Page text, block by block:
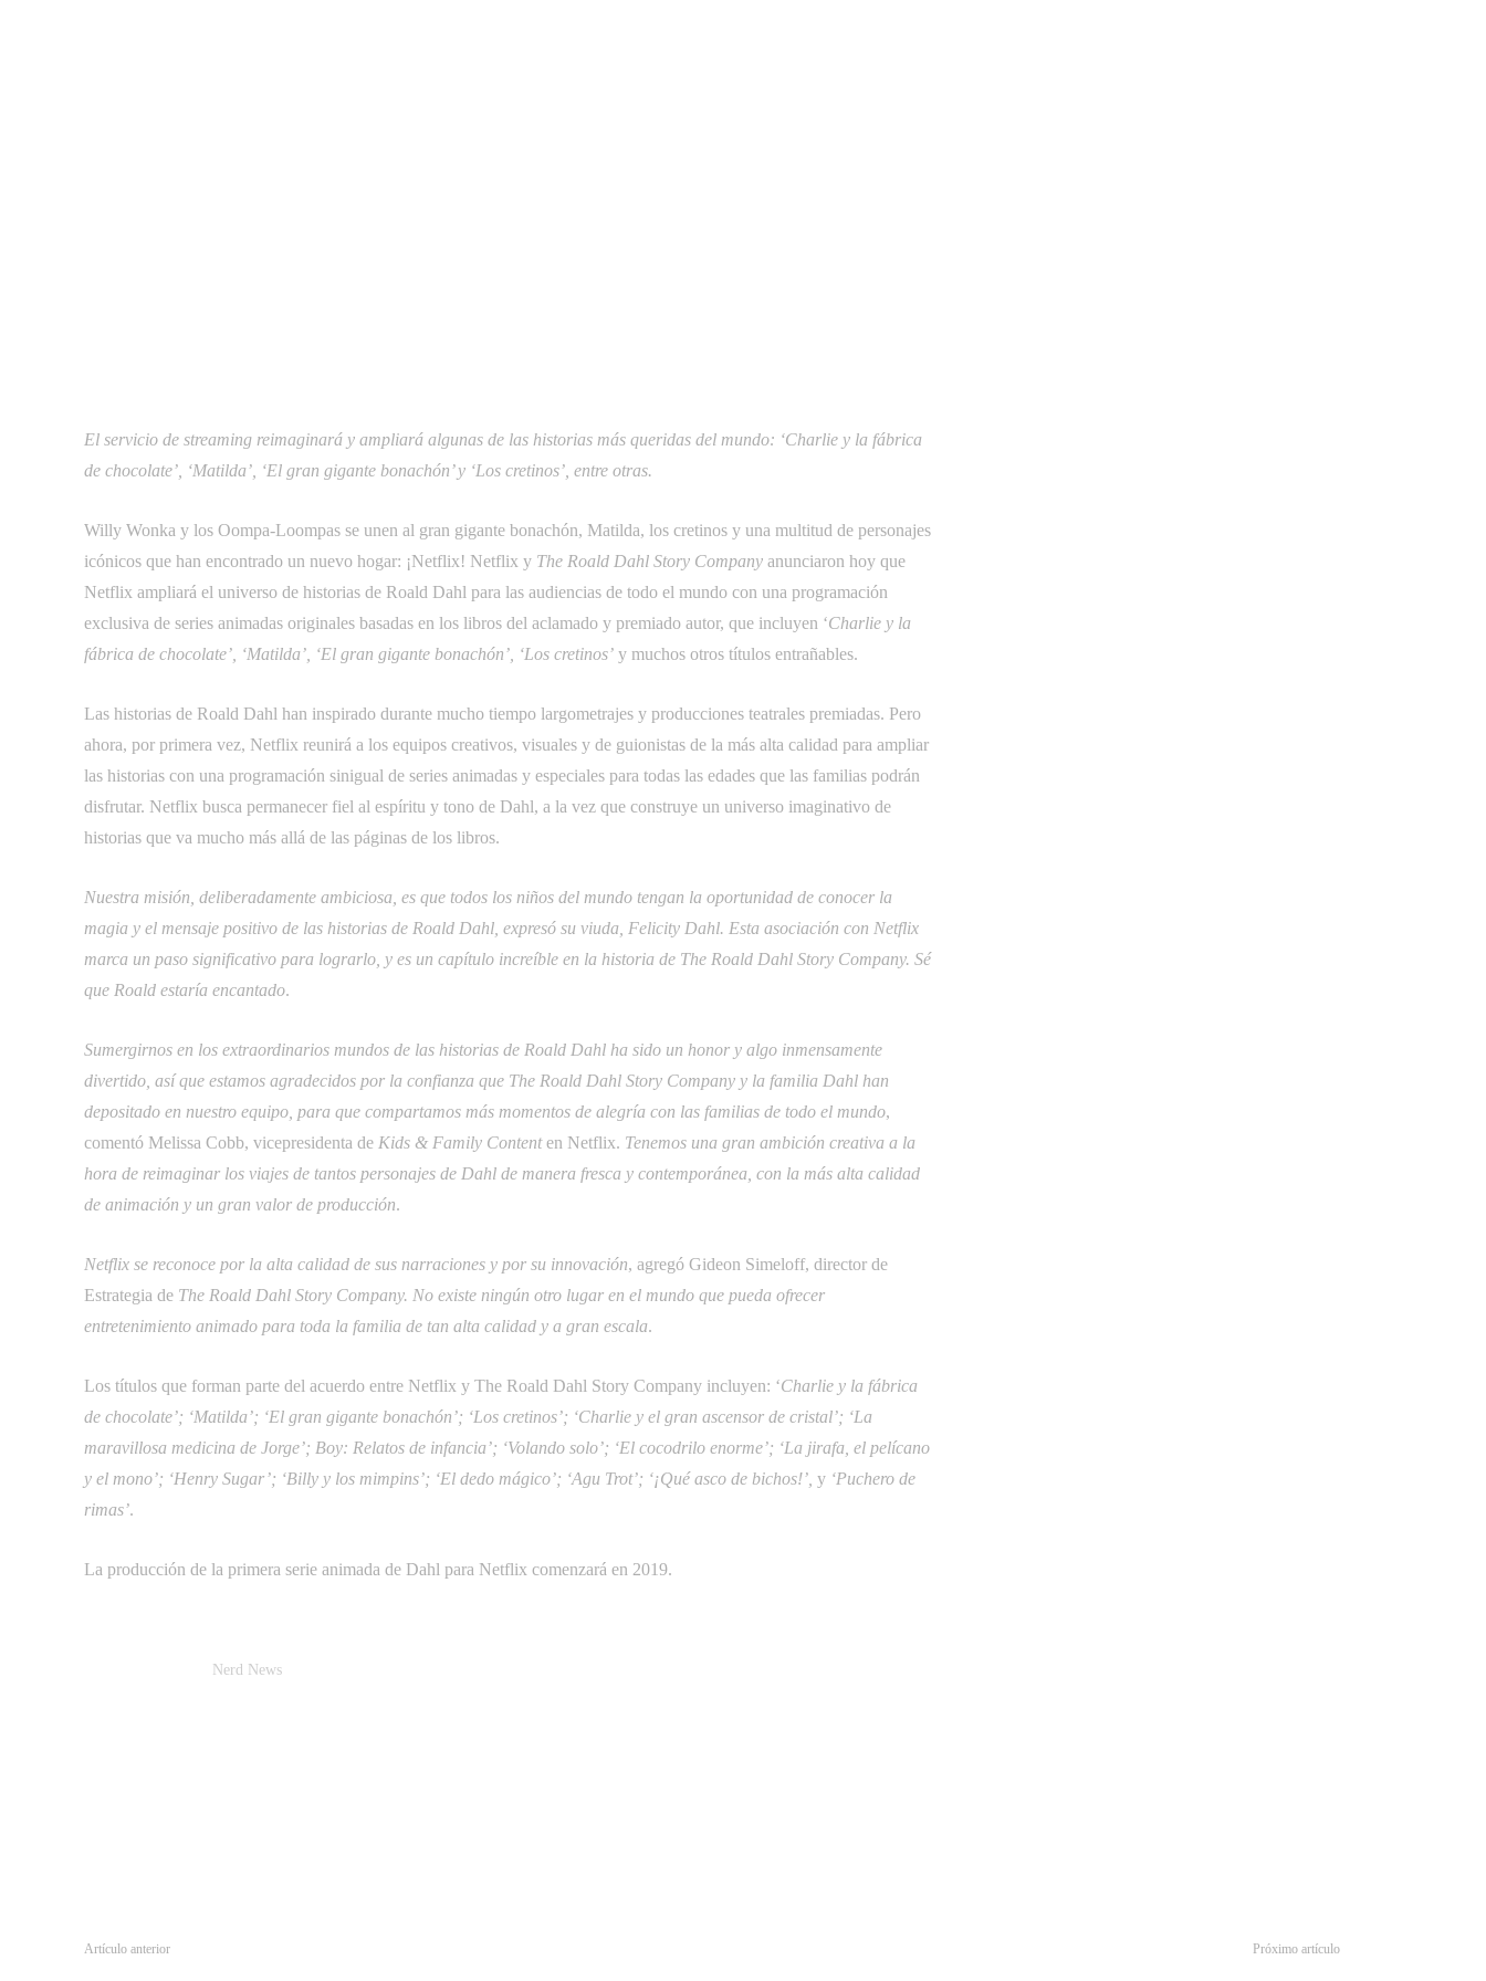
El servicio de streaming reimaginará y ampliará algunas de las historias más queridas del mundo: ‘Charlie y la fábrica
de chocolate’, ‘Matilda’, ‘El gran gigante bonachón’ y ‘Los cretinos’, entre otras.
Willy Wonka y los Oompa-Loompas se unen al gran gigante bonachón, Matilda, los cretinos y una multitud de personajes
icónicos que han encontrado un nuevo hogar: ¡Netflix! Netflix y The Roald Dahl Story Company anunciaron hoy que
Netflix ampliará el universo de historias de Roald Dahl para las audiencias de todo el mundo con una programación
exclusiva de series animadas originales basadas en los libros del aclamado y premiado autor, que incluyen ‘Charlie y la
fábrica de chocolate’, ‘Matilda’, ‘El gran gigante bonachón’, ‘Los cretinos’ y muchos otros títulos entrañables.
Las historias de Roald Dahl han inspirado durante mucho tiempo largometrajes y producciones teatrales premiadas. Pero
ahora, por primera vez, Netflix reunirá a los equipos creativos, visuales y de guionistas de la más alta calidad para ampliar
las historias con una programación sinigual de series animadas y especiales para todas las edades que las familias podrán
disfrutar. Netflix busca permanecer fiel al espíritu y tono de Dahl, a la vez que construye un universo imaginativo de
historias que va mucho más allá de las páginas de los libros.
Nuestra misión, deliberadamente ambiciosa, es que todos los niños del mundo tengan la oportunidad de conocer la
magia y el mensaje positivo de las historias de Roald Dahl, expresó su viuda, Felicity Dahl. Esta asociación con Netflix
marca un paso significativo para lograrlo, y es un capítulo increíble en la historia de The Roald Dahl Story Company. Sé
que Roald estaría encantado.
Sumergirnos en los extraordinarios mundos de las historias de Roald Dahl ha sido un honor y algo inmensamente
divertido, así que estamos agradecidos por la confianza que The Roald Dahl Story Company y la familia Dahl han
depositado en nuestro equipo, para que compartamos más momentos de alegría con las familias de todo el mundo,
comentó Melissa Cobb, vicepresidenta de Kids & Family Contenten Netflix.  Tenemos una gran ambición creativa a la
hora de reimaginar los viajes de tantos personajes de Dahl de manera fresca y contemporánea, con la más alta calidad
de animación y un gran valor de producción.
Netflix se reconoce por la alta calidad de sus narraciones y por su innovación, agregó Gideon Simeloff, director de
Estrategia de The Roald Dahl Story Company. No existe ningún otro lugar en el mundo que pueda ofrecer
entretenimiento animado para toda la familia de tan alta calidad y a gran escala.
Los títulos que forman parte del acuerdo entre Netflix y The Roald Dahl Story Company incluyen: ‘Charlie y la fábrica
de chocolate’; ‘Matilda’; ‘El gran gigante bonachón’; ‘Los cretinos’; ‘Charlie y el gran ascensor de cristal’; ‘La
maravillosa medicina de Jorge’; Boy: Relatos de infancia’; ‘Volando solo’; ‘El cocodrilo enorme’; ‘La jirafa, el pelícano
y el mono’; ‘Henry Sugar’; ‘Billy y los mimpins’; ‘El dedo mágico’; ‘Agu Trot’; ‘¡Qué asco de bichos!’, y ‘Puchero de
rimas’.
La producción de la primera serie animada de Dahl para Netflix comenzará en 2019.
Nerd News
Artículo anterior Próximo artículo